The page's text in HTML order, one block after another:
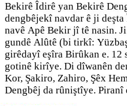
Bekirê Îdirê yan Bekirê
dengbêjekî navdar ê ji
navê Apê Bekir jî tê nasin. Ji
gundê Alûtê (bi tirkî:
girêdayî eşîra Birûkan e. 12
gotinê kirîye. Di dîwanên
Kor, Şakiro, Zahiro, Şêx
Dengbêj da rûniştîye.